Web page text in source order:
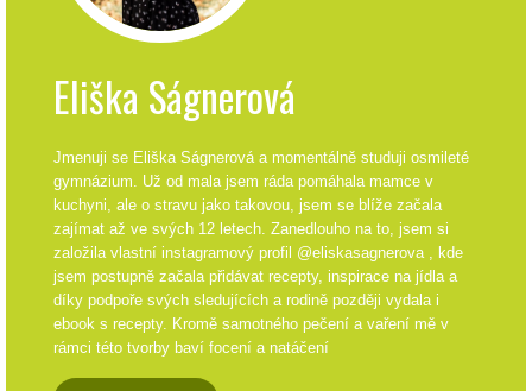
Eliška Ságnerová
Jmenuji se Eliška Ságnerová a momentálně studuji osmileté
gymnázium. Už od mala jsem ráda pomáhala mamce v
kuchyni, ale o stravu jako takovou, jsem se blíže začala
zajímat až ve svých 12 letech. Zanedlouho na to, jsem si
založila vlastní instagramový profil @eliskasagnerova , kde
jsem postupně začala přidávat recepty, inspirace na jídla a
díky podpoře svých sledujících a rodině později vydala i
ebook s recepty. Kromě samotného pečení a vaření mě v
rámci této tvorby baví focení a natáčení